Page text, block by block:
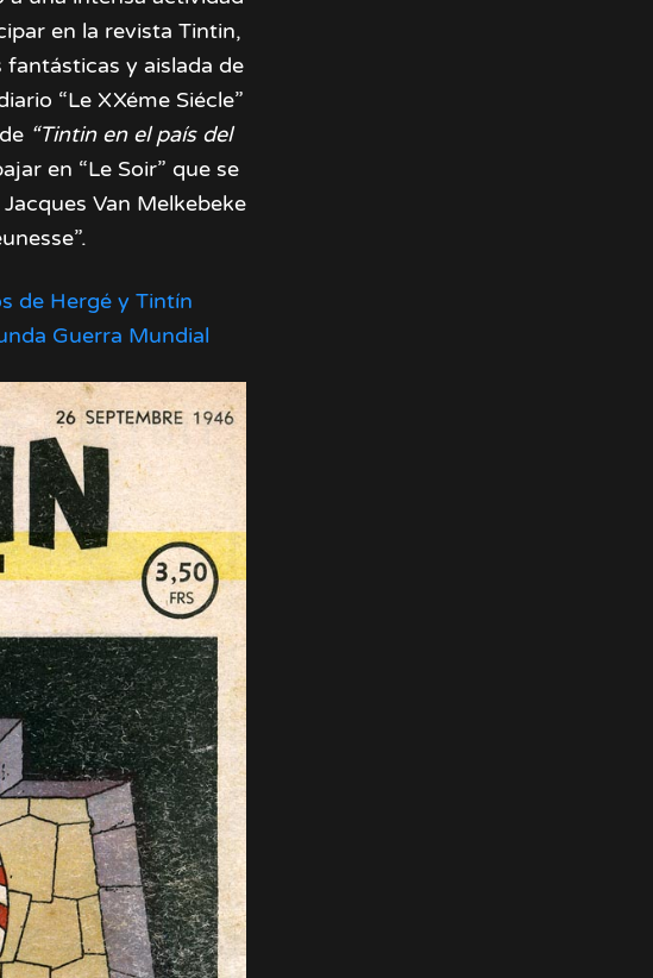
en la revista Tintin,
y aislada de
“Le XXéme Siécle”
“Tintin en el país del
en “Le Soir” que se
Van Melkebeke
de Hergé y Tintín
Guerra Mundial